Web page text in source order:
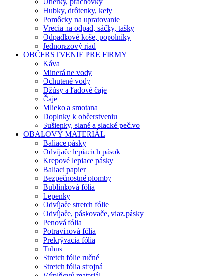
Utierky, prachovky
Hubky, drôtenky, kefy
Pomôcky na upratovanie
Vrecia na odpad, sáčky, tašky
Odpadkové koše, popolníky
Jednorazový riad
OBČERSTVENIE PRE FIRMY
Káva
Minerálne vody
Ochutené vody
Džúsy a ľadové čaje
Čaje
Mlieko a smotana
Doplnky k občerstveniu
Sušienky, slané a sladké pečivo
OBALOVÝ MATERIÁL
Baliace pásky
Odvíjače lepiacich pások
Krepové lepiace pásky
Baliaci papier
Bezpečnostné plomby
Bublinková fólia
Lepenky
Odvíjače stretch fólie
Odvíjače, páskovače, viaz.pásky
Penová fólia
Potravinová fólia
Prekrývacia fólia
Tubus
Stretch fólie ručné
Stretch fólia strojná